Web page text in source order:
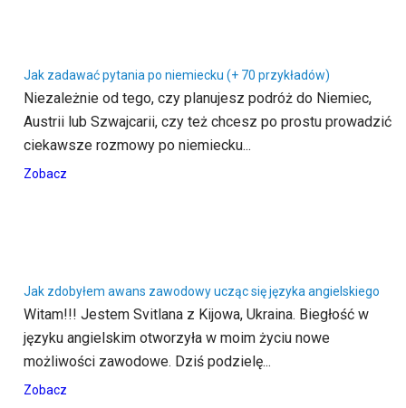
Jak zadawać pytania po niemiecku (+ 70 przykładów)
Niezależnie od tego, czy planujesz podróż do Niemiec,
Austrii lub Szwajcarii, czy też chcesz po prostu prowadzić
ciekawsze rozmowy po niemiecku...
Zobacz
Jak zdobyłem awans zawodowy ucząc się języka angielskiego
Witam!!! Jestem Svitlana z Kijowa, Ukraina. Biegłość w
języku angielskim otworzyła w moim życiu nowe
możliwości zawodowe. Dziś podzielę...
Zobacz